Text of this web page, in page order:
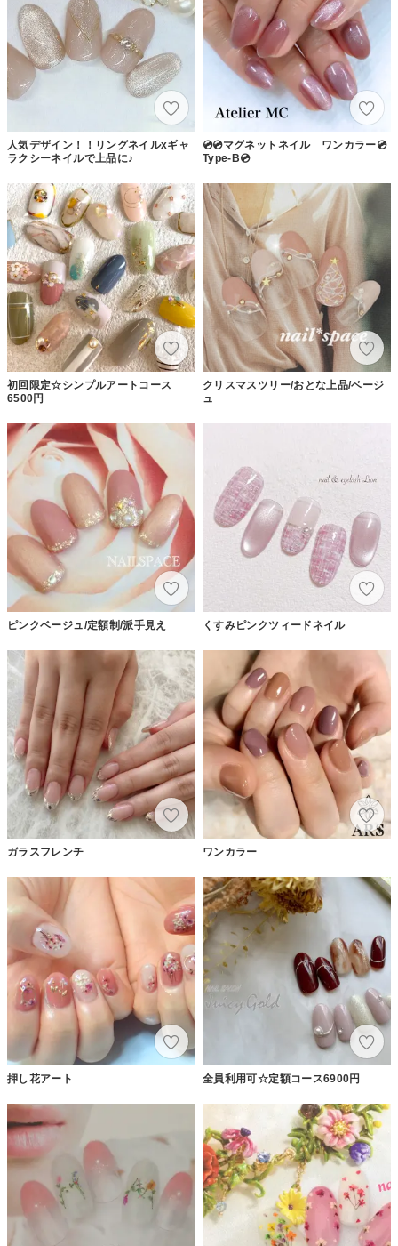
人気デザイン！！リングネイルxギャ
ラクシーネイルで上品に♪
💿💿マグネットネイル ワンカラー💿
Type-B💿
初回限定☆シンプルアートコース
6500円
クリスマスツリー/おとな上品/ベージ
ュ
ピンクベージュ/定額制/派手見え くすみピンクツィードネイル
ガラスフレンチ ワンカラー
押し花アート 全員利用可☆定額コース6900円